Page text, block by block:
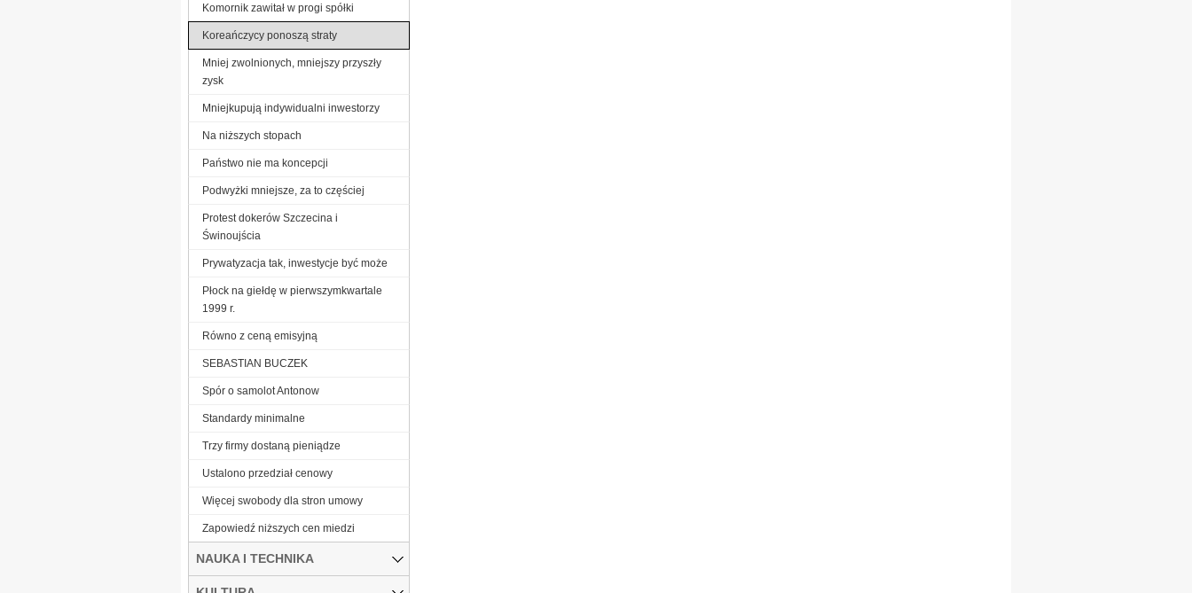
Komornik zawitał w progi spółki
Koreańczycy ponoszą straty
Mniej zwolnionych, mniejszy przyszły
zysk
Mniejkupują indywidualni inwestorzy
Na niższych stopach
Państwo nie ma koncepcji
Podwyżki mniejsze, za to częściej
Protest dokerów Szczecina i
Świnoujścia
Prywatyzacja tak, inwestycje być może
Płock na giełdę w pierwszymkwartale
1999 r.
Równo z ceną emisyjną
SEBASTIAN BUCZEK
Spór o samolot Antonow
Standardy minimalne
Trzy firmy dostaną pieniądze
Ustalono przedział cenowy
Więcej swobody dla stron umowy
Zapowiedź niższych cen miedzi
NAUKA I TECHNIKA